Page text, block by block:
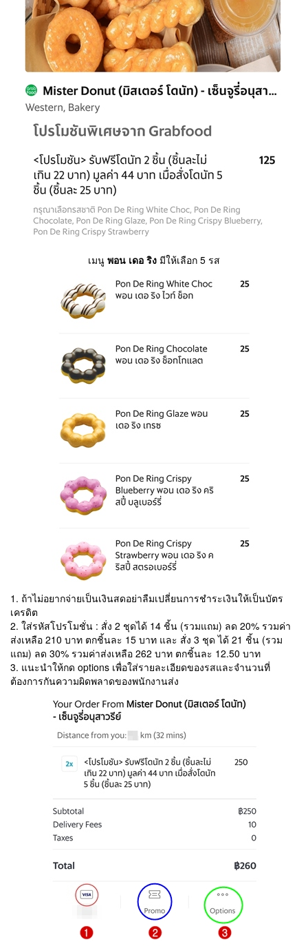
เมนู พอน เดอ ริง มีให้เลือก 5 รส
1. ถ้าไม่อยากจ่ายเป็นเงินสดอย่าลืมเปลี่ยนการชำระเงินให้เป็นบัตร
เครดิต
2. ใส่รหัสโปรโมชั่น : สั่ง 2 ชุดได้ 14 ชิ้น (รวมแถม) ลด 20% รวมค่า
ส่งเหลือ 210 บาท ตกชิ้นละ 15 บาท และ สั่ง 3 ชุด ได้ 21 ชิ้น (รวม
แถม) ลด 30% รวมค่าส่งเหลือ 262 บาท ตกชิ้นละ 12.50 บาท
3. แนะนำให้กด options เพื่อใส่รายละเอียดของรสและจำนวนที่
ต้องการกันความผิดพลาดของพนักงานส่ง